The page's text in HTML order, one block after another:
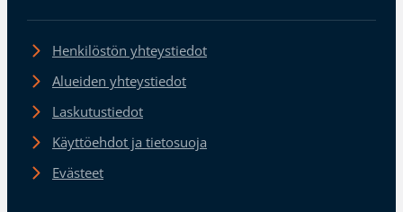
Henkilöstön yhteystiedot
Alueiden yhteystiedot
Laskutustiedot
Käyttöehdot ja tietosuoja
Evästeet